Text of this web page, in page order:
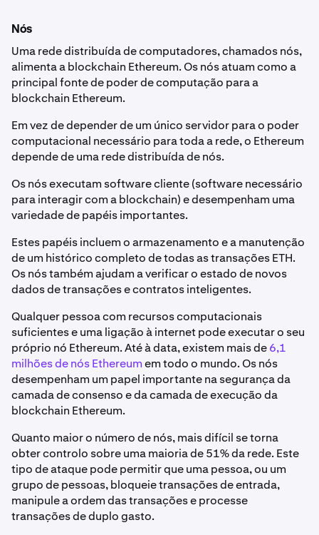
Nós
Uma rede distribuída de computadores, chamados nós,
alimenta a blockchain Ethereum. Os nós atuam como a
principal fonte de poder de computação para a
blockchain Ethereum.
Em vez de depender de um único servidor para o poder
computacional necessário para toda a rede, o Ethereum
depende de uma rede distribuída de nós.
Os nós executam software cliente (software necessário
para interagir com a blockchain) e desempenham uma
variedade de papéis importantes.
Estes papéis incluem o armazenamento e a manutenção
de um histórico completo de todas as transações ETH.
Os nós também ajudam a verificar o estado de novos
dados de transações e contratos inteligentes.
Qualquer pessoa com recursos computacionais
suficientes e uma ligação à internet pode executar o seu
próprio nó Ethereum. Até à data, existem mais de6,1
milhões de nós Ethereumem todo o mundo. Os nós
desempenham um papel importante na segurança da
camada de consenso e da camada de execução da
blockchain Ethereum.
Quanto maior o número de nós, mais difícil se torna
obter controlo sobre uma maioria de 51% da rede. Este
tipo de ataque pode permitir que uma pessoa, ou um
grupo de pessoas, bloqueie transações de entrada,
manipule a ordem das transações e processe
transações de duplo gasto.